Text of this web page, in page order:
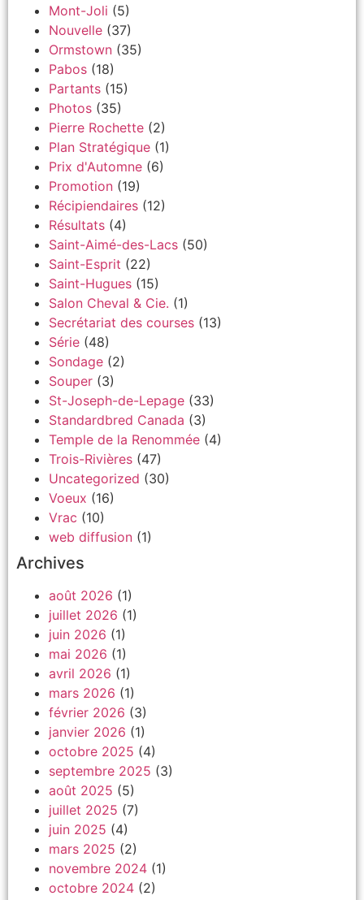
Mont-Joli (5)
Nouvelle (37)
Ormstown (35)
Pabos (18)
Partants (15)
Photos (35)
Pierre Rochette (2)
Plan Stratégique (1)
Prix d'Automne (6)
Promotion (19)
Récipiendaires (12)
Résultats (4)
Saint-Aimé-des-Lacs (50)
Saint-Esprit (22)
Saint-Hugues (15)
Salon Cheval & Cie. (1)
Secrétariat des courses (13)
Série (48)
Sondage (2)
Souper (3)
St-Joseph-de-Lepage (33)
Standardbred Canada (3)
Temple de la Renommée (4)
Trois-Rivières (47)
Uncategorized (30)
Voeux (16)
Vrac (10)
web diffusion (1)
Archives
août 2026 (1)
juillet 2026 (1)
juin 2026 (1)
mai 2026 (1)
avril 2026 (1)
mars 2026 (1)
février 2026 (3)
janvier 2026 (1)
octobre 2025 (4)
septembre 2025 (3)
août 2025 (5)
juillet 2025 (7)
juin 2025 (4)
mars 2025 (2)
novembre 2024 (1)
octobre 2024 (2)